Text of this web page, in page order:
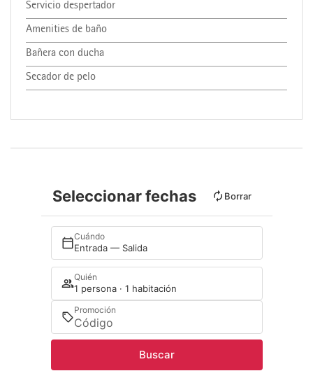
Servicio despertador
Amenities de baño
Bañera con ducha
Secador de pelo
Seleccionar fechas Borrar
Cuándo
Entrada — Salida
Quién
1 persona · 1 habitación
Promoción
Buscar